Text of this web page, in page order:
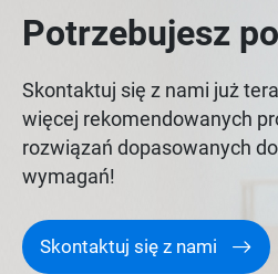
Potrzebujesz
Skontaktuj się z nami już
więcej rekomendowanych
rozwiązań dopasowanych
wymagań!
Skontaktuj się z nami